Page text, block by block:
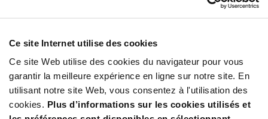
Ce site Internet utilise des cookies
Ce site Web utilise des cookies du navigateur pour vous
garantir la meilleure expérience en ligne sur notre site. En
utilisant notre site Web, vous consentez à l'utilisation des
cookies. Plus d’informations sur les cookies utilisés et
4 500+ $2.32
Product
Variant
section
Emballages disponibles
Reel